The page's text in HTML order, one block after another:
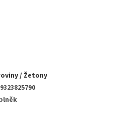
/ Žetony